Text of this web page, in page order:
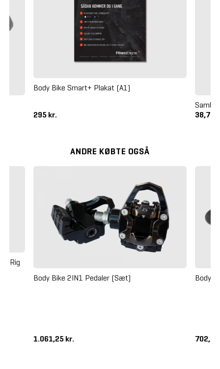
Body Bike Smart+ Plakat (A1)
295 kr.
38,75
ANDRE KØBTE OGSÅ
Rig
Body Bike 2IN1 Pedaler (Sæt)
1.061,25 kr.
Body